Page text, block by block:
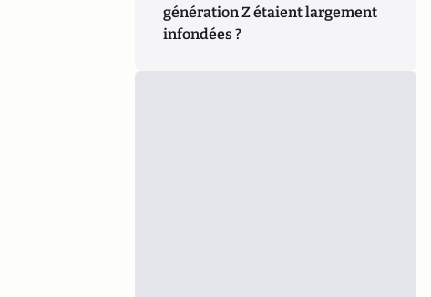
génération Z étaient largement
infondées ?